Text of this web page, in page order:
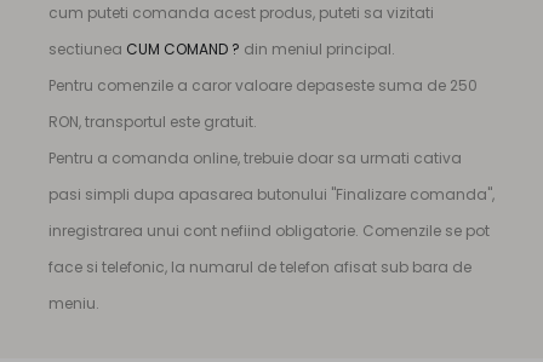
cum puteti comanda acest produs, puteti sa vizitati
sectiunea CUM COMAND ? din meniul principal.
Pentru comenzile a caror valoare depaseste suma de 250
RON, transportul este gratuit.
Pentru a comanda online, trebuie doar sa urmati cativa
pasi simpli dupa apasarea butonului "Finalizare comanda",
inregistrarea unui cont nefiind obligatorie. Comenzile se pot
face si telefonic, la numarul de telefon afisat sub bara de
meniu.